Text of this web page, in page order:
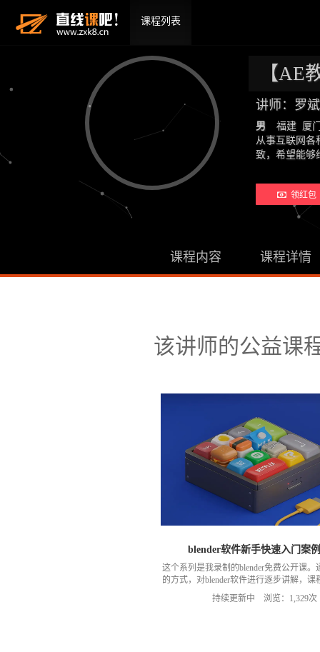
课程列表
【AE
讲师：罗
男
福建 厦
从事互联网各
致，希望能
领红包
课程内容 课程详情
该讲师的公益课
blender软件新手快速入门案
这个系列是我录制的blender免费公开课。
的方式，对blender软件进行逐步讲解，课
学者的学习痛点，让大家通过这一系列的
blender制作自己需要的效果。有哪里讲的
持续更新中 浏览：1,329次